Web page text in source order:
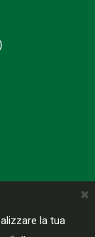
×
la tua